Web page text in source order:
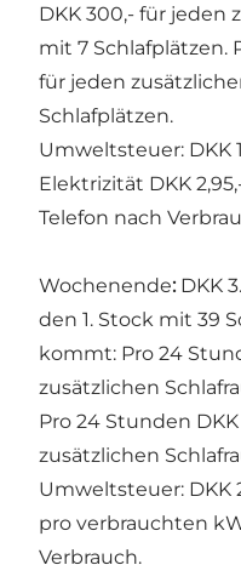
DKK 300,- für jeden
mit 7 Schlafplätzen.
für jeden
Schlafplätzen.
Umweltsteuer: DKK
Elektrizität DKK
Telefon nach
Wochenende: DKK
den 1. Stock mit 39
kommt: Pro 24
zusätzlichen
Pro 24 Stunden
zusätzlichen
Umweltsteuer: DKK
pro verbrauchten
Verbrauch.